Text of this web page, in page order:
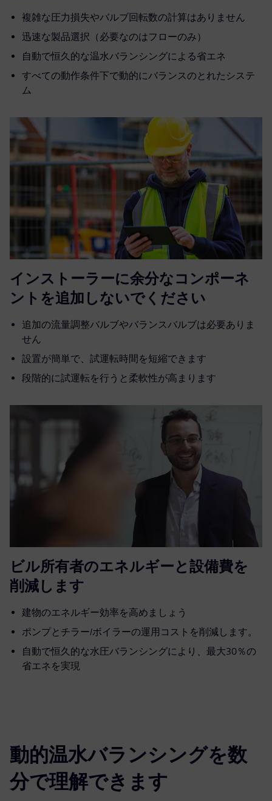
複雑な圧力損失やバルブ回転数の計算はありません
迅速な製品選択（必要なのはフローのみ）
自動で恒久的な温水バランシングによる省エネ
すべての動作条件下で動的にバランスのとれたシステ
ム
インストーラーに余分なコンポーネ
ントを追加しないでください
追加の流量調整バルブやバランスバルブは必要ありま
せん
設置が簡単で、試運転時間を短縮できます
段階的に試運転を行うと柔軟性が高まります
ビル所有者のエネルギーと設備費を
削減します
建物のエネルギー効率を高めましょう
ポンプとチラー/ボイラーの運用コストを削減します。
自動で恒久的な水圧バランシングにより、最大30％の
省エネを実現
動的温水バランシングを数
分で理解できます